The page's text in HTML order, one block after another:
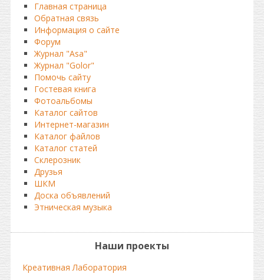
Главная страница
Обратная связь
Информация о сайте
Форум
Журнал "Asa"
Журнал "Golor"
Помочь сайту
Гостевая книга
Фотоальбомы
Каталог сайтов
Интернет-магазин
Каталог файлов
Каталог статей
Склерозник
Друзья
ШКМ
Доска объявлений
Этническая музыка
Наши проекты
Креативная Лаборатория